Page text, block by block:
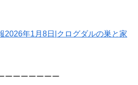
2026年1月8日|クログダルの巣と家
ーーーーーーー